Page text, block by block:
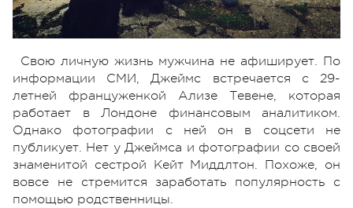
Свою личную жизнь мужчина не афиширует. По
информации СМИ, Джеймс встречается с 29-
летней француженкой Ализе Тевене, которая
работает в Лондоне финансовым аналитиком.
Однако фотографии с ней он в соцсети не
публикует. Нет у Джеймса и фотографии со своей
знаменитой сестрой Кейт Миддлтон. Похоже, он
вовсе не стремится заработать популярность с
помощью родственницы.